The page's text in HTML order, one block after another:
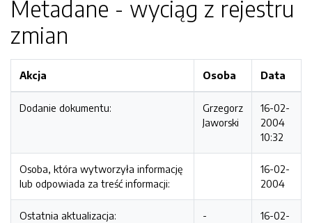
Metadane - wyciąg z rejestru
zmian
Akcja Osoba Data
Dodanie dokumentu:
Grzegorz
Jaworski
16-02-
2004
10:32
Osoba, która wytworzyła informację
lub odpowiada za treść informacji:
16-02-
2004
Ostatnia aktualizacja: -
16-02-